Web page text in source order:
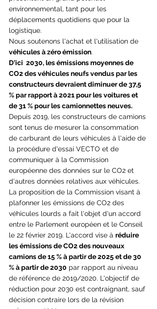
environnemental, tant pour les
déplacements quotidiens que pour la
logistique.
Nous soutenons l'achat et l'utilisation de
véhicules à zéro émission.
D'ici  2030, les émissions moyennes de
CO2 des véhicules neufs vendus par les
constructeurs devraient diminuer de 37,5
% par rapport à 2021 pour les voitures et
de 31 % pour les camionnettes neuves.
Depuis 2019, les constructeurs de camions
sont tenus de mesurer la consommation
de carburant de leurs véhicules à l'aide de
la procédure d'essai VECTO et de
communiquer à la Commission
européenne des données sur le CO2 et
d'autres données relatives aux véhicules.
La proposition de la Commission visant à
plafonner les émissions de CO2 des
véhicules lourds a fait l'objet d'un accord
entre le Parlement européen et le Conseil
le 22 février 2019. L'accord vise à réduire
les émissions de CO2 des nouveaux
camions de 15 % à partir de 2025 et de 30
% à partir de 2030 par rapport au niveau
de référence de 2019/2020. L'objectif de
réduction pour 2030 est contraignant, sauf
décision contraire lors de la révision